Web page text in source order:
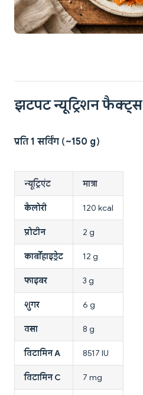
झटपट न्यूट्रिशन फैक्ट्स
प्रति 1 सर्विंग (~150 g)
न्यूट्रिएंट मात्रा
कैलोरी 120 kcal
प्रोटीन 2 g
कार्बोहाइड्रेट 12 g
फाइबर 3 g
शुगर 6 g
वसा 8 g
विटामिन A 8517 IU
विटामिन C 7 mg